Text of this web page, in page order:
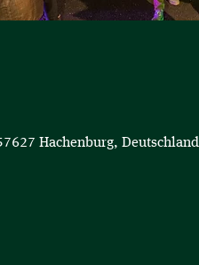
Hachenburg, Deutschland